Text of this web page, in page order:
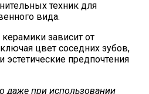
техник для
вида.
зависит от
цвет соседних зубов,
эстетические предпочтения
даже при использовании